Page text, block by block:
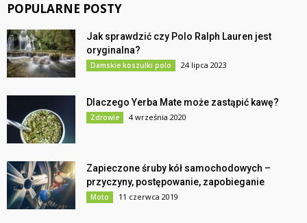
POPULARNE POSTY
Jak sprawdzić czy Polo Ralph Lauren jest
oryginalna?
Damskie koszulki polo 24 lipca 2023
Dlaczego Yerba Mate może zastąpić kawę?
Zdrowie 4 września 2020
Zapieczone śruby kół samochodowych –
przyczyny, postępowanie, zapobieganie
Moto 11 czerwca 2019